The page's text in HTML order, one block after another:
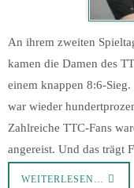
An ihrem zweiten
kamen die Damen des
einem knappen 8:6-
war wieder
Zahlreiche TTC-Fans
angereist. Und das trägt
WEITERLESEN…